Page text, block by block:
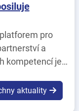
řešení
podporu.
pro
a
kompetencí je
dnech 2. – 4.
aktuality